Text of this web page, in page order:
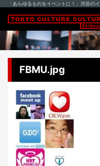
「あらゆるものをイベントに！」渋谷の
FBMU.jpg